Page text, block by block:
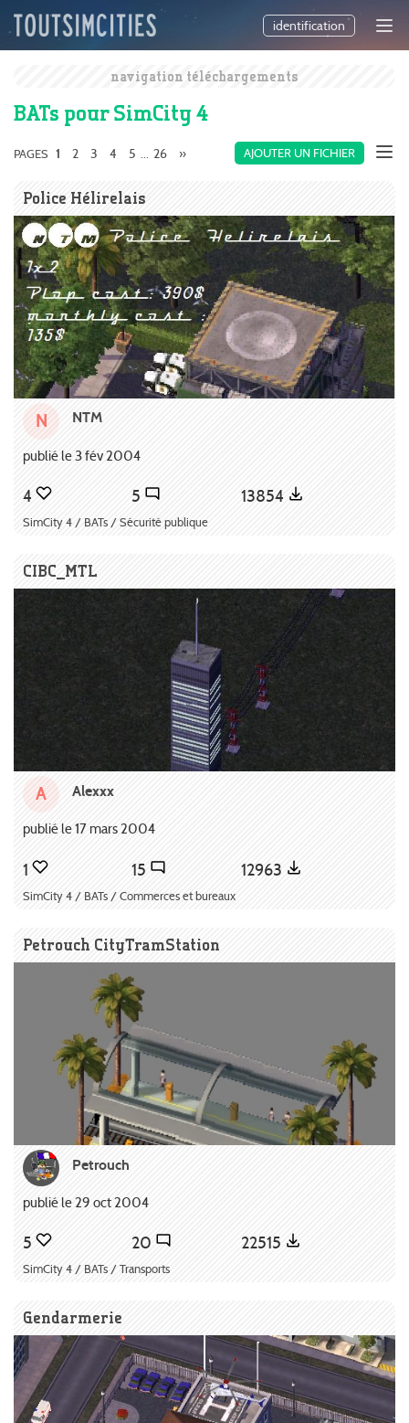
identification
navigation téléchargements
BATs pour SimCity 4
AJOUTER UN FICHIER
PAGES 1 2 3 4 5 ... 26 »
Police Hélirelais
N NTM
publié le 3 fév 2004
4 5 13854
SimCity 4 / BATs / Sécurité publique
CIBC_MTL
A Alexxx
publié le 17 mars 2004
1 15 12963
SimCity 4 / BATs / Commerces et bureaux
Petrouch CityTramStation
Petrouch
publié le 29 oct 2004
5 20 22515
SimCity 4 / BATs / Transports
Gendarmerie